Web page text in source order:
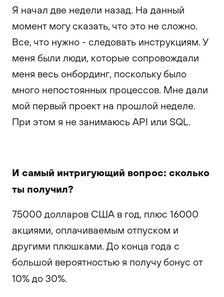
Я начал две недели назад. На данный
момент могу сказать, что это не сложно.
Все, что нужно - следовать инструкциям. У
меня были люди, которые сопровождали
меня весь онбординг, поскольку было
много непостоянных процессов. Мне дали
мой первый проект на прошлой неделе.
При этом я не занимаюсь API или SQL.
И самый интригующий вопрос: сколько
ты получил?
75000 долларов США в год, плюс 16000
акциями, оплачиваемым отпуском и
другими плюшками. До конца года с
большой вероятностью я получу бонус от
10% до 30%.